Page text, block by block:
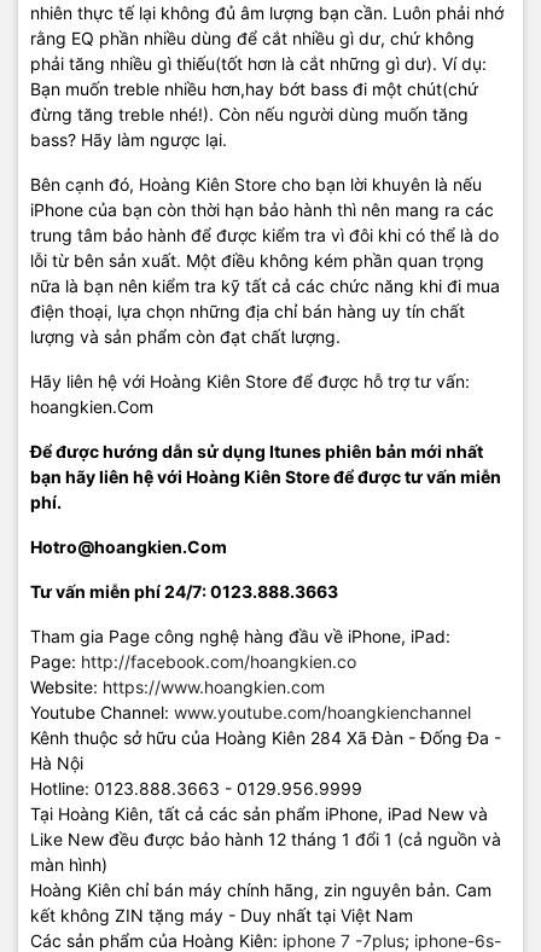
nhiên thực tế lại không đủ âm lượng bạn cần. Luôn phải nhớ
rằng EQ phần nhiều dùng để cắt nhiều gì dư, chứ không
phải tăng nhiều gì thiếu(tốt hơn là cắt những gì dư). Ví dụ:
Bạn muốn treble nhiều hơn,hay bớt bass đi một chút(chứ
đừng tăng treble nhé!). Còn nếu người dùng muốn tăng
bass? Hãy làm ngược lại.
Bên cạnh đó, Hoàng Kiên Store cho bạn lời khuyên là nếu
iPhone của bạn còn thời hạn bảo hành thì nên mang ra các
trung tâm bảo hành để được kiểm tra vì đôi khi có thể là do
lỗi từ bên sản xuất. Một điều không kém phần quan trọng
nữa là bạn nên kiểm tra kỹ tất cả các chức năng khi đi mua
điện thoại, lựa chọn những địa chỉ bán hàng uy tín chất
lượng và sản phẩm còn đạt chất lượng.
Hãy liên hệ với Hoàng Kiên Store để được hỗ trợ tư vấn:
hoangkien.Com
Để được hướng dẫn sử dụng Itunes phiên bản mới nhất
bạn hãy liên hệ với Hoàng Kiên Store để được tư vấn miễn
phí.
Hotro@hoangkien.Com
Tư vấn miễn phí 24/7: 0123.888.3663
Tham gia Page công nghệ hàng đầu về iPhone, iPad:
Page: http://facebook.com/hoangkien.co
Website: https://www.hoangkien.com
Youtube Channel: www.youtube.com/hoangkienchannel
Kênh thuộc sở hữu của Hoàng Kiên 284 Xã Đàn - Đống Đa -
Hà Nội
Hotline: 0123.888.3663 - 0129.956.9999
Tại Hoàng Kiên, tất cả các sản phẩm iPhone, iPad New và
Like New đều được bảo hành 12 tháng 1 đổi 1 (cả nguồn và
màn hình)
Hoàng Kiên chỉ bán máy chính hãng, zin nguyên bản. Cam
kết không ZIN tặng máy - Duy nhất tại Việt Nam
Các sản phẩm của Hoàng Kiên: iphone 7 -7plus; iphone-6s-